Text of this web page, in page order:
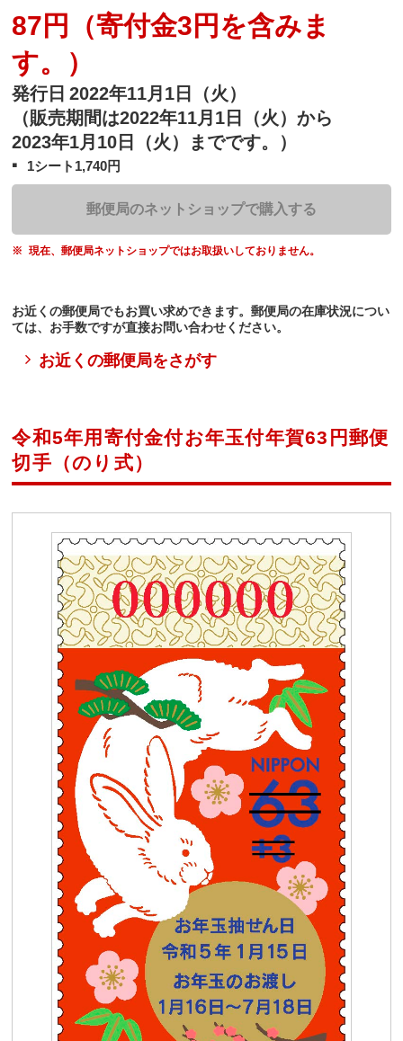
87円（寄付金3円を含みま
す。）
発行日 2022年11月1日（火）
（販売期間は2022年11月1日（火）から
2023年1月10日（火）までです。）
1シート1,740円
郵便局のネットショップで購入する
現在、郵便局ネットショップではお取扱いしておりません。
お近くの郵便局でもお買い求めできます。郵便局の在庫状況につい
ては、お手数ですが直接お問い合わせください。
お近くの郵便局をさがす
令和5年用寄付金付お年玉付年賀63円郵便
切手（のり式）